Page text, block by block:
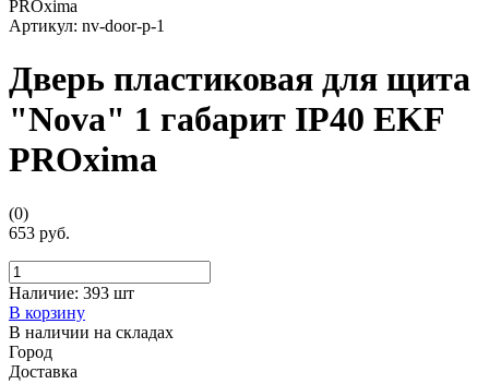
Артикул: nv-door-p-1
Дверь пластиковая для щита
"Nova" 1 габарит IP40 EKF
PROxima
(0)
653 руб.
Наличие: 393 шт
В корзину
В наличии на складах
Город
Доставка